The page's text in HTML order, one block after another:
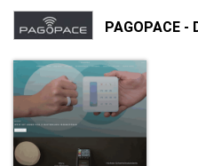
PAGOPACE -